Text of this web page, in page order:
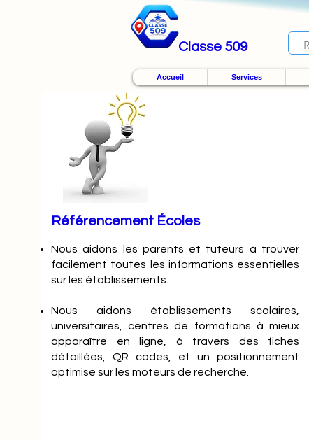
Classe 509
Accueil Services
Référencement Écoles
Nousaidons les parents et tuteurs à trouver
facilement toutes les informations essentielles
sur les établissements.
Nous aidons établissements scolaires,
universitaires, centres de formations à mieux
apparaître en ligne, à travers des fiches
détaillées, QR codes, et un positionnement
optimisé sur les moteurs de recherche.